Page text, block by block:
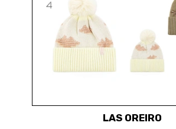
LAS OREIRO